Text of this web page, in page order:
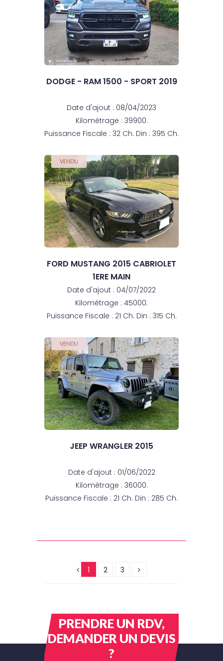
DODGE - RAM 1500 - SPORT 2019
Date d'ajout : 08/04/2023
Kilométrage : 39900.
Puissance Fiscale : 32 Ch. Din : 395 Ch.
FORD MUSTANG 2015 CABRIOLET
1ERE MAIN
Date d'ajout : 04/07/2022
Kilométrage : 45000.
Puissance Fiscale : 21 Ch. Din : 315 Ch.
VENDU
JEEP WRANGLER 2015
Date d'ajout : 01/06/2022
Kilométrage : 36000.
Puissance Fiscale : 21 Ch. Din : 285 Ch.
VENDU
1 2 3
PRENDRE UN RDV,
DEMANDER UN DEVIS
?